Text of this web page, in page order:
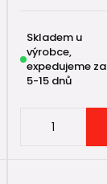
Skladem u
výrobce,
expedujeme za
5-15 dnů